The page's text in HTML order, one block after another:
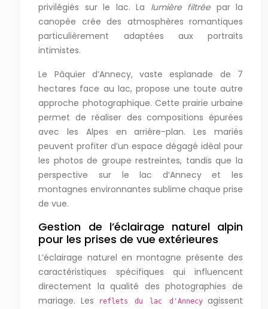
privilégiés sur le lac. La lumière filtréepar la
canopée crée des atmosphères romantiques
particulièrement adaptées aux portraits
intimistes.
Le Pâquier d’Annecy, vaste esplanade de 7
hectares face au lac, propose une toute autre
approche photographique. Cette prairie urbaine
permet de réaliser des compositions épurées
avec les Alpes en arrière-plan. Les mariés
peuvent profiter d’un espace dégagé idéal pour
les photos de groupe restreintes, tandis que la
perspective sur le lac d’Annecy et les
montagnes environnantes sublime chaque prise
de vue.
Gestion de l’éclairage naturel alpin
pour les prises de vue extérieures
L’éclairage naturel en montagne présente des
caractéristiques spécifiques qui influencent
directement la qualité des photographies de
mariage. Les
reflets du lac d'Annecyagissent